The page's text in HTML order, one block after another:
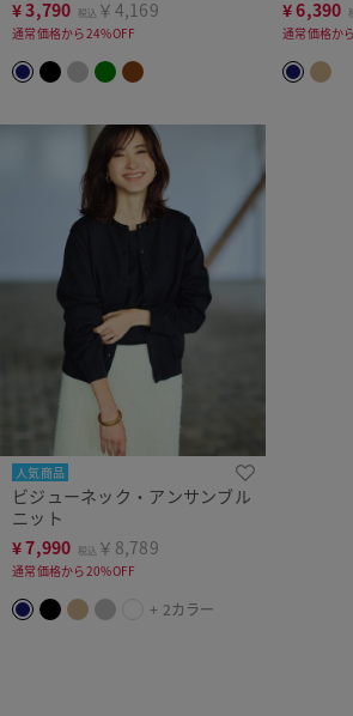
¥3,790 税込 ￥4,169
通常価格から24%OFF
¥6,390
通常価格か
人気商品
ビジューネック・アンサンブル
ニット
¥7,990 税込 ￥8,789
通常価格から20%OFF
+ 2カラー